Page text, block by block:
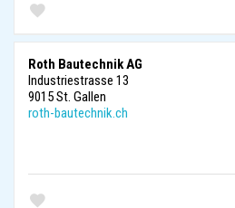
Roth Bautechnik AG
Industriestrasse 13
9015 St. Gallen
roth-bautechnik.ch